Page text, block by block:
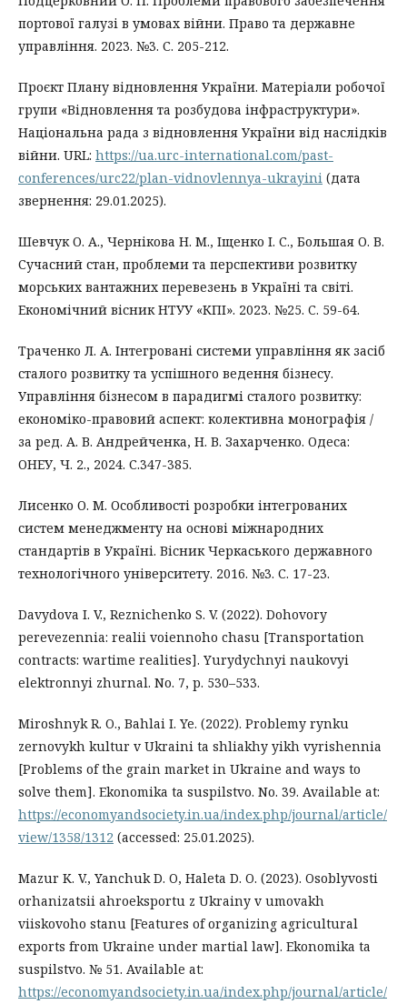
портової галузі в умовах війни. Право та державне
управління. 2023. №3. С. 205-212.
Проєкт Плану відновлення України. Матеріали робочої
групи «Відновлення та розбудова інфраструктури».
Національна рада з відновлення України від наслідків
війни. URL: https://ua.urc-international.com/past-
conferences/urc22/plan-vidnovlennya-ukrayini (дата
звернення: 29.01.2025).
Шевчук О. А., Чернікова Н. М., Іщенко І. С., Большая О. В.
Сучасний стан, проблеми та перспективи розвитку
морських вантажних перевезень в Україні та світі.
Економічний вісник НТУУ «КПІ». 2023. №25. C. 59-64.
Траченко Л. А. Інтегровані системи управління як засіб
сталого розвитку та успішного ведення бізнесу.
Управління бізнесом в парадигмі сталого розвитку:
економіко-правовий аспект: колективна монографія /
за ред. А. В. Андрейченка, Н. В. Захарченко. Одеса:
ОНЕУ, Ч. 2., 2024. С.347-385.
Лисенко О. М. Особливості розробки інтегрованих
систем менеджменту на основі міжнародних
стандартів в Україні. Вісник Черкаського державного
технологічного університету. 2016. №3. С. 17-23.
Davydova I. V., Reznichenko S. V. (2022). Dohovory
perevezennia: realii voiennoho chasu [Transportation
contracts: wartime realities]. Yurydychnyi naukovyi
elektronnyi zhurnal. No. 7, p. 530–533.
Miroshnyk R. O., Bahlai I. Ye. (2022). Problemy rynku
zernovykh kultur v Ukraini ta shliakhy yikh vyrishennia
[Problems of the grain market in Ukraine and ways to
solve them]. Ekonomika ta suspilstvo. No. 39. Available at:
https://economyandsociety.in.ua/index.php/journal/article/
view/1358/1312 (accessed: 25.01.2025).
Mazur K. V., Yanchuk D. O, Haleta D. O. (2023). Osoblyvosti
orhanizatsii ahroeksportu z Ukrainy v umovakh
viiskovoho stanu [Features of organizing agricultural
exports from Ukraine under martial law]. Ekonomika ta
suspilstvo. № 51. Available at:
https://economyandsociety.in.ua/index.php/journal/article/